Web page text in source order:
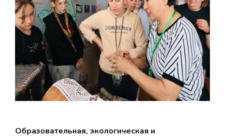
Образовательная, экологическая и